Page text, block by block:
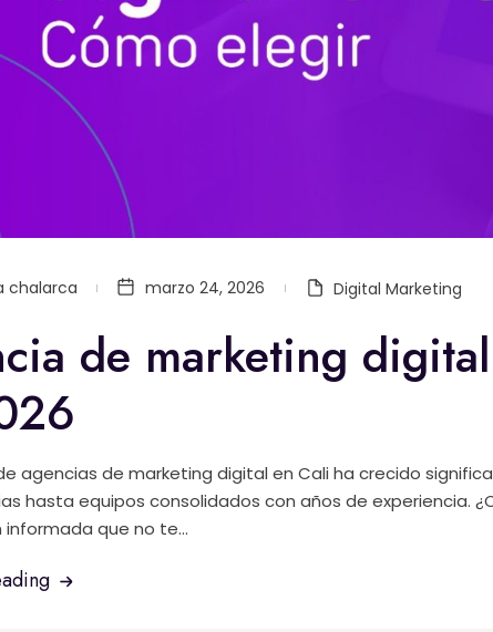
chalarca marzo 24, 2026 Digital Marketing
de marketing
agencias de marketing digital en Cali ha crecido
hasta equipos consolidados con años de experiencia.
informada que no te...